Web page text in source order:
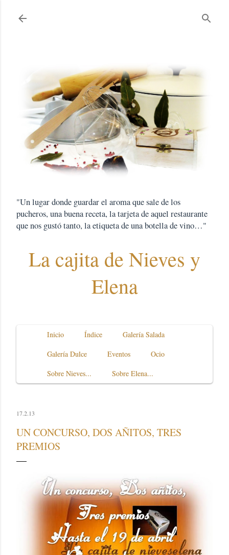
"Un lugar donde guardar el aroma que sale de los
pucheros, una buena receta, la tarjeta de aquel restaurante
que nos gustó tanto, la etiqueta de una botella de vino…"
La cajita de Nieves y
Elena
Inicio Índice
Galería Salada
Galería Dulce
Eventos
Ocio
Sobre Nieves...
Sobre Elena...
17.2.13
UN CONCURSO, DOS AÑITOS, TRES
PREMIOS